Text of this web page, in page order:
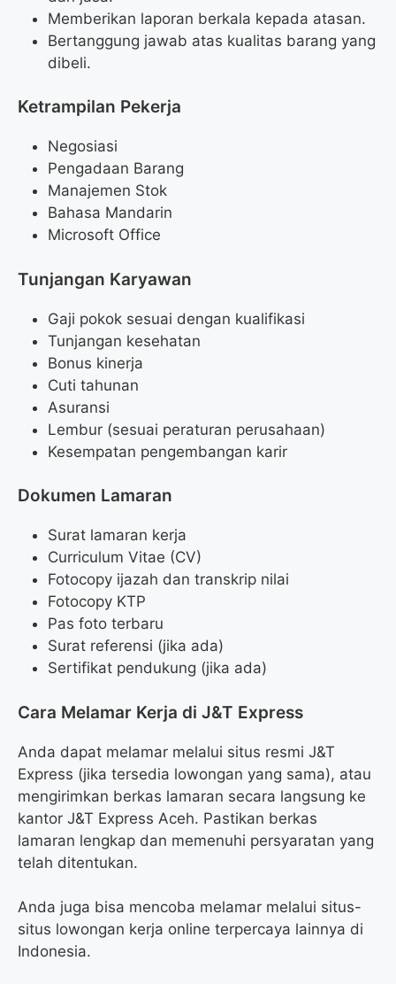
Memberikan laporan berkala kepada atasan.
Bertanggung jawab atas kualitas barang yang
dibeli.
Ketrampilan Pekerja
Negosiasi
Pengadaan Barang
Manajemen Stok
Bahasa Mandarin
Microsoft Office
Tunjangan Karyawan
Gaji pokok sesuai dengan kualifikasi
Tunjangan kesehatan
Bonus kinerja
Cuti tahunan
Asuransi
Lembur (sesuai peraturan perusahaan)
Kesempatan pengembangan karir
Dokumen Lamaran
Surat lamaran kerja
Curriculum Vitae (CV)
Fotocopy ijazah dan transkrip nilai
Fotocopy KTP
Pas foto terbaru
Surat referensi (jika ada)
Sertifikat pendukung (jika ada)
Cara Melamar Kerja di J&T Express
Anda dapat melamar melalui situs resmi J&T
Express (jika tersedia lowongan yang sama), atau
mengirimkan berkas lamaran secara langsung ke
kantor J&T Express Aceh. Pastikan berkas
lamaran lengkap dan memenuhi persyaratan yang
telah ditentukan.
Anda juga bisa mencoba melamar melalui situs-
situs lowongan kerja online terpercaya lainnya di
Indonesia.